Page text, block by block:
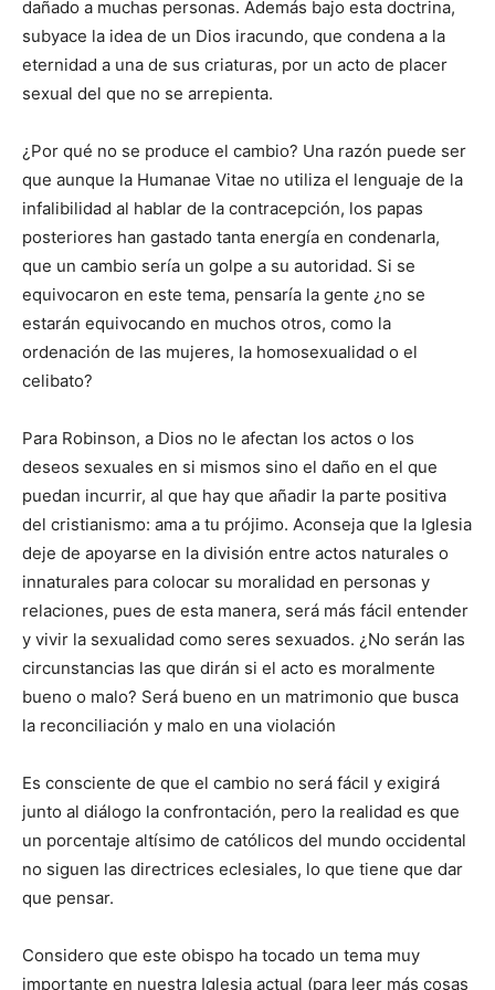
dañado a muchas personas. Además bajo esta doctrina,
subyace la idea de un Dios iracundo, que condena a la
eternidad a una de sus criaturas, por un acto de placer
sexual del que no se arrepienta.
¿Por qué no se produce el cambio? Una razón puede ser
que aunque la Humanae Vitae no utiliza el lenguaje de la
infalibilidad al hablar de la contracepción, los papas
posteriores han gastado tanta energía en condenarla,
que un cambio sería un golpe a su autoridad. Si se
equivocaron en este tema, pensaría la gente ¿no se
estarán equivocando en muchos otros, como la
ordenación de las mujeres, la homosexualidad o el
celibato?
Para Robinson, a Dios no le afectan los actos o los
deseos sexuales en si mismos sino el daño en el que
puedan incurrir, al que hay que añadir la parte positiva
del cristianismo: ama a tu prójimo. Aconseja que la Iglesia
deje de apoyarse en la división entre actos naturales o
innaturales para colocar su moralidad en personas y
relaciones, pues de esta manera, será más fácil entender
y vivir la sexualidad como seres sexuados. ¿No serán las
circunstancias las que dirán si el acto es moralmente
bueno o malo? Será bueno en un matrimonio que busca
la reconciliación y malo en una violación
Es consciente de que el cambio no será fácil y exigirá
junto al diálogo la confrontación, pero la realidad es que
un porcentaje altísimo de católicos del mundo occidental
no siguen las directrices eclesiales, lo que tiene que dar
que pensar.
Considero que este obispo ha tocado un tema muy
importante en nuestra Iglesia actual (para leer más cosas